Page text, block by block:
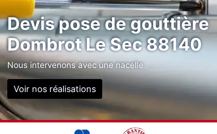
Devis pose de gouttière
Dombrot Le Sec 88140
Nous intervenons avec une nacelle
Voir nos réalisations